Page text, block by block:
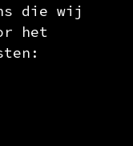
die wij
het